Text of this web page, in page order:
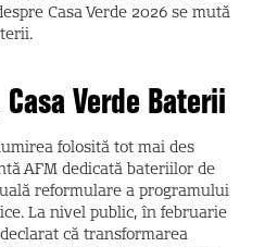
Casa Verde 2026 se mută
Verde Baterii
folosită tot mai des
AFM dedicată bateriilor de
reformulare a programului
La nivel public, în februarie
că transformarea